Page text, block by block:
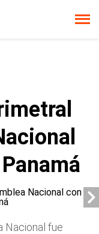
Nacional fue